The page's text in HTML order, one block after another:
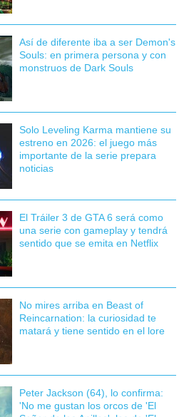
Así de diferente iba a ser Demon's
Souls: en primera persona y con
monstruos de Dark Souls
Solo Leveling Karma mantiene su
estreno en 2026: el juego más
importante de la serie prepara
noticias
El Tráiler 3 de GTA 6 será como
una serie con gameplay y tendrá
sentido que se emita en Netflix
No mires arriba en Beast of
Reincarnation: la curiosidad te
matará y tiene sentido en el lore
Peter Jackson (64), lo confirma:
'No me gustan los orcos de 'El